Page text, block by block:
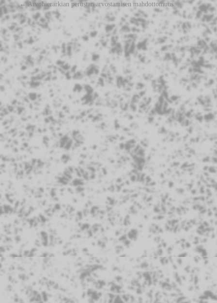
← Arvohierarkian perustan arvostamisen mahdottomuus